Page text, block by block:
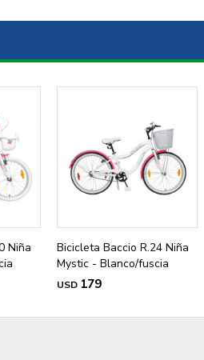
Niña
Bicicleta Baccio R.24 Niña
Mystic - Blanco/fuscia
USD 179